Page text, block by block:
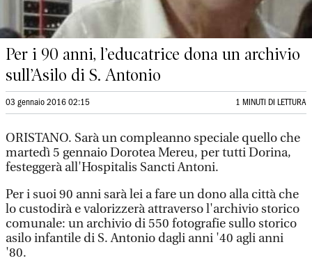
Per i 90 anni, l’educatrice dona un archivio
sull’Asilo di S. Antonio
03 gennaio 2016 02:15 1 MINUTI DI LETTURA
ORISTANO. Sarà un compleanno speciale quello che
martedì 5 gennaio Dorotea Mereu, per tutti Dorina,
festeggerà all'Hospitalis Sancti Antoni.
Per i suoi 90 anni sarà lei a fare un dono alla città che
lo custodirà e valorizzerà attraverso l'archivio storico
comunale: un archivio di 550 fotografie sullo storico
asilo infantile di S. Antonio dagli anni '40 agli anni
'80.